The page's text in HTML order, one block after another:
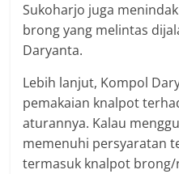
Sukoharjo juga
brong yang melintas
Daryanta.
Lebih lanjut, Kompol
pemakaian knalpot
aturannya. Kalau
memenuhi persyaratan
termasuk knalpot brong/